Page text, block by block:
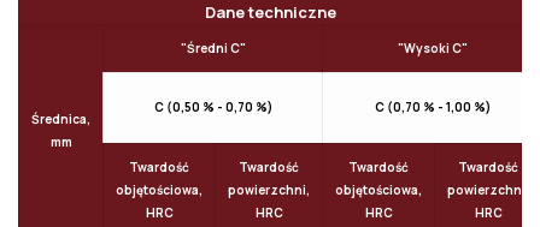
Dane techniczne
Średnica,
mm
"Średni C" "Wysoki C"
С (0,50 % - 0,70 %) С (0,70 % - 1,00 %)
Twardość
objętościowa,
HRC
Twardość
powierzchni,
HRC
Twardość
objętościowa,
HRC
Twardość
powierzchni,
HRC